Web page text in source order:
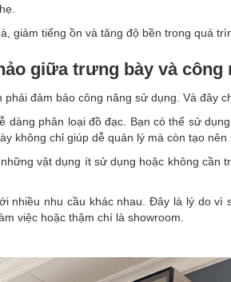
giảm tiếng ồn và tăng độ bền trong quá
giữa trưng bày và công
đảm bảo công năng sử dụng. Và đây
phân loại đồ đạc. Bạn có thể sử
không chỉ giúp dễ quản lý mà còn tạo nên
vật dụng ít sử dụng hoặc không cần
nhu cầu khác nhau. Đây là lý do
việc hoặc thậm chí là showroom.